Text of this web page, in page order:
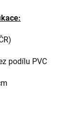
podílu PVC